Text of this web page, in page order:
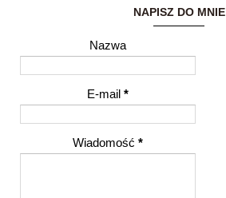
NAPISZ DO MNIE
Nazwa
E-mail *
Wiadomość *